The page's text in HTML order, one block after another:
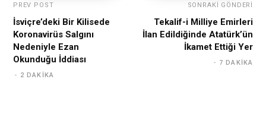
PREV POST
İsviçre’deki Bir Kilisede
Koronavirüs Salgını
Nedeniyle Ezan
Okunduğu İddiası
2 DAKIKA
SONRAKI GÖNDERI
Tekalif-i Milliye Emirleri
İlan Edildiğinde Atatürk’ün
İkamet Ettiği Yer
7 DAKIKA